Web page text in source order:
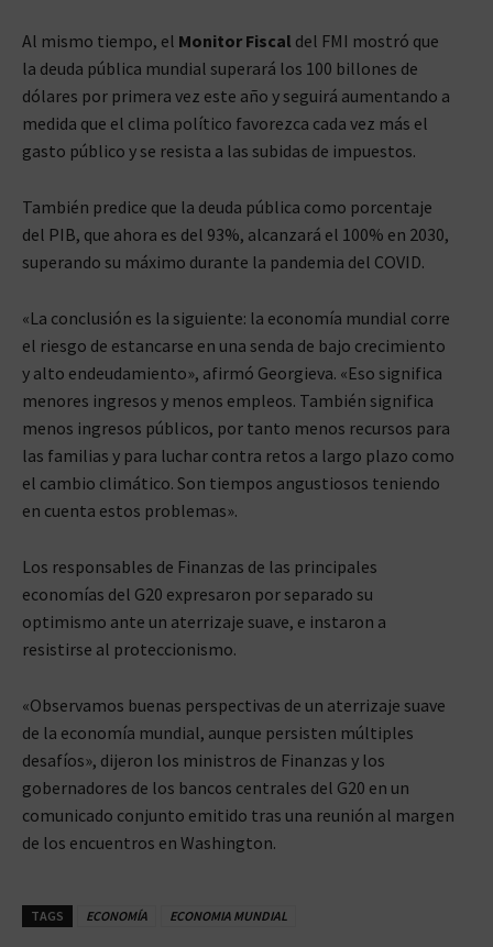
Al mismo tiempo, el Monitor Fiscal del FMI mostró que
la deuda pública mundial superará los 100 billones de
dólares por primera vez este año y seguirá aumentando a
medida que el clima político favorezca cada vez más el
gasto público y se resista a las subidas de impuestos.
También predice que la deuda pública como porcentaje
del PIB, que ahora es del 93%, alcanzará el 100% en 2030,
superando su máximo durante la pandemia del COVID.
«La conclusión es la siguiente: la economía mundial corre
el riesgo de estancarse en una senda de bajo crecimiento
y alto endeudamiento», afirmó Georgieva. «Eso significa
menores ingresos y menos empleos. También significa
menos ingresos públicos, por tanto menos recursos para
las familias y para luchar contra retos a largo plazo como
el cambio climático. Son tiempos angustiosos teniendo
en cuenta estos problemas».
Los responsables de Finanzas de las principales
economías del G20 expresaron por separado su
optimismo ante un aterrizaje suave, e instaron a
resistirse al proteccionismo.
«Observamos buenas perspectivas de un aterrizaje suave
de la economía mundial, aunque persisten múltiples
desafíos», dijeron los ministros de Finanzas y los
gobernadores de los bancos centrales del G20 en un
comunicado conjunto emitido tras una reunión al margen
de los encuentros en Washington.
TAGS ECONOMÍA ECONOMIA MUNDIAL